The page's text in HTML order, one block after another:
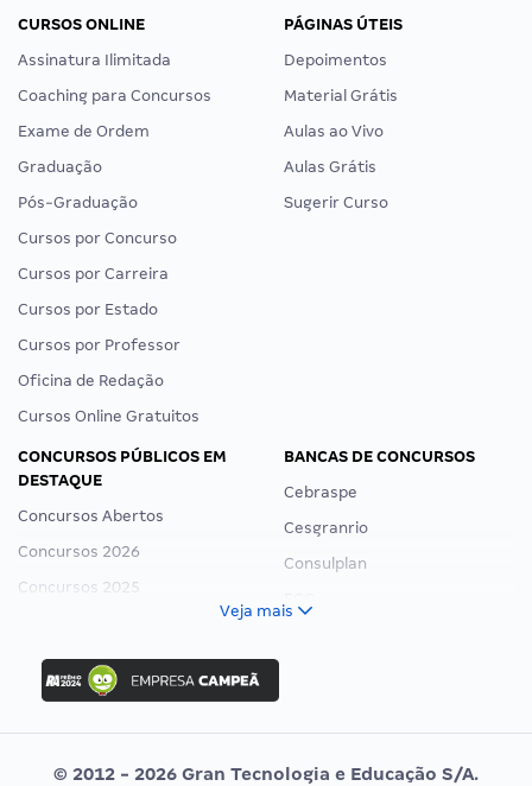
CURSOS ONLINE
Assinatura Ilimitada
Coaching para Concursos
Exame de Ordem
Graduação
Pós-Graduação
Cursos por Concurso
Cursos por Carreira
Cursos por Estado
Cursos por Professor
Oficina de Redação
Cursos Online Gratuitos
PÁGINAS ÚTEIS
Depoimentos
Material Grátis
Aulas ao Vivo
Aulas Grátis
Sugerir Curso
CONCURSOS PÚBLICOS EM
DESTAQUE
Concursos Abertos
Concursos 2026
Concursos 2025
Concurso Ibama
Concurso MPU
Editais publicados
BANCAS DE CONCURSOS
Cebraspe
Cesgranrio
Consulplan
Vunesp
Veja mais
© 2012 - 2026 Gran Tecnologia e Educação S/A.